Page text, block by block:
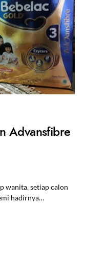
Advansfibre
wanita, setiap calon
hadirnya…